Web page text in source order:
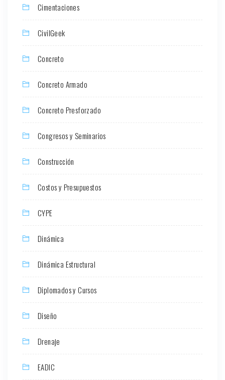
Cimentaciones
CivilGeek
Concreto
Concreto Armado
Concreto Presforzado
Congresos y Seminarios
Construcción
Costos y Presupuestos
CYPE
Dinámica
Dinámica Estructural
Diplomados y Cursos
Diseño
Drenaje
EADIC